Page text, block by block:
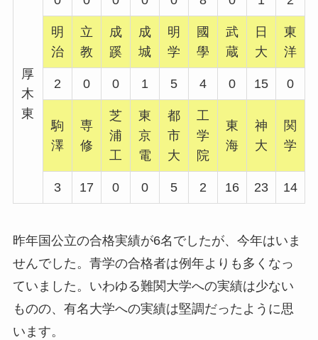
厚
木
東
明
治
立
教
成
蹊
成
城
明
学
國
學
武
蔵
日
大
東
洋
2 0 0 1 5 4 0 15 0
駒
澤
専
修
芝
浦
工
東
京
電
都
市
大
工
学
院
東
海
神
大
関
学
3 17 0 0 5 2 16 23 14
昨年国公立の合格実績が6名でしたが、今年はいま
せんでした。青学の合格者は例年よりも多くなっ
ていました。いわゆる難関大学への実績は少ない
ものの、有名大学への実績は堅調だったように思
います。